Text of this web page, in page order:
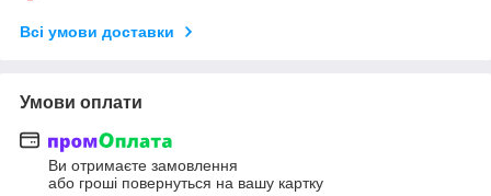
Всі умови доставки
Умови оплати
Ви отримаєте замовлення
або гроші повернуться на вашу картку